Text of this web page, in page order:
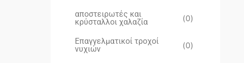
αποστειρωτές και
κρύσταλλοι χαλαζία
(0)
Επαγγελματικοί τροχοί
νυχιών
(0)